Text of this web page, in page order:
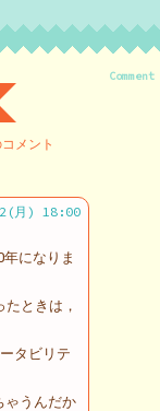
Comment
メント
月) 18:00
になりま
ときは，
タビリテ
ゃうんだか